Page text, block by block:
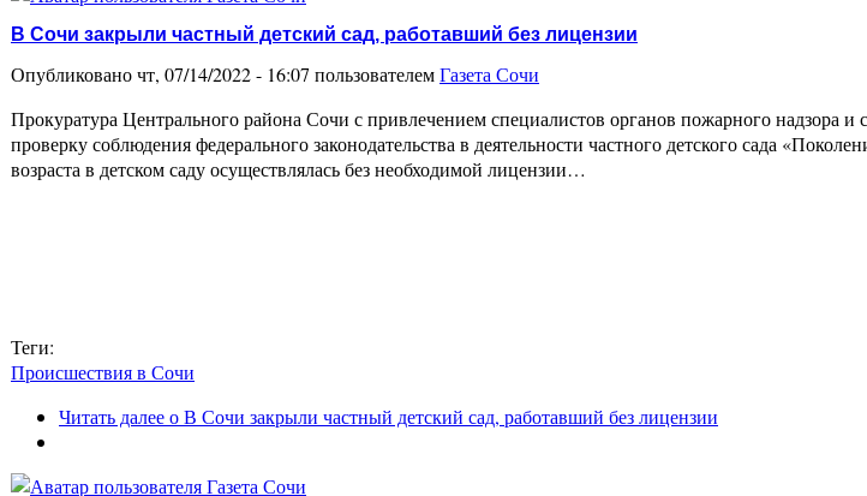
В Сочи закрыли частный детский сад, работавший без лицензии
Опубликовано чт, 07/14/2022 - 16:07 пользователемГазета Сочи
Прокуратура Центрального района Сочи с привлечением специалистов органов пожарного надзора
проверку соблюдения федерального законодательства в деятельности частного детского сада
возраста в детском саду осуществлялась без необходимой лицензии…
Теги:
Происшествия в Сочи
Читать далеео В Сочи закрыли частный детский сад, работавший без лицензии